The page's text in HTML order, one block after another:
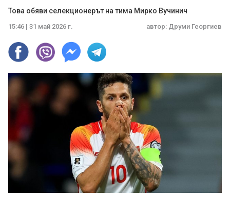
Това обяви селекционерът на тима Мирко Вучинич
15:46 | 31 май 2026 г. автор: Друми Георгиев